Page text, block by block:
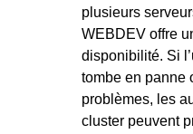
plusieurs
WEBDEV offre
disponibilité. Si
tombe en panne
problèmes, les
cluster peuvent